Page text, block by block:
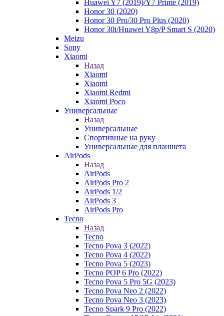
Huawei Y7 (2019)/Y7 Prime (2019)
Honor 30 (2020)
Honor 30 Pro/30 Pro Plus (2020)
Honor 30i/Huawei Y8p/P Smart S (2020)
Meizu
Sony
Xiaomi
Назад
Xiaomi
Xiaomi
Xiaomi Redmi
Xiaomi Poco
Универсальные
Назад
Универсальные
Спортивные на руку
Универсальные для планшета
AirPods
Назад
AirPods
AirPods Pro 2
AirPods 1/2
AirPods 3
AirPods Pro
Tecno
Назад
Tecno
Tecno Pova 3 (2022)
Tecno Pova 4 (2022)
Tecno Pova 5 (2023)
Tecno POP 6 Pro (2022)
Tecno Pova 5 Pro 5G (2023)
Tecno Pova Neo 2 (2022)
Tecno Pova Neo 3 (2023)
Tecno Spark 9 Pro (2022)